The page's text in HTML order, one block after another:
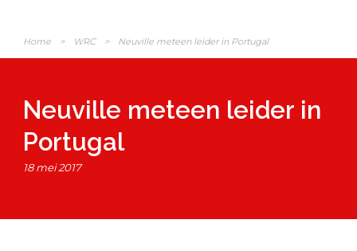
Home > WRC > Neuville meteen leider in Portugal
Neuville meteen leider in
Portugal
18 mei 2017